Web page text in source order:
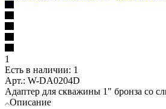
1
Есть в наличии: 1
Арт.: W-DA0204D
Адаптер для скважины 1" бронза со
Описание